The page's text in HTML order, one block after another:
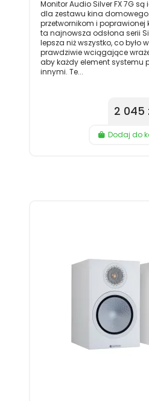
Monitor Audio Silver FX 7G
dla zestawu kina
przetwornikom i poprawionej
ta najnowsza odsłona serii
lepsza niż wszystko, co było
prawdziwie wciągające
aby każdy element systemu
innymi. Te...
2 045
Dodaj do